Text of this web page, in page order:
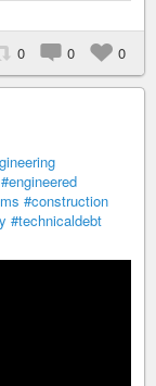
0 0 0
#engineered
#construction
#technicaldebt